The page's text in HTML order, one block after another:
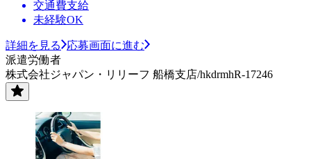
交通費支給
未経験OK
詳細を見る
応募画面に進む
派遣労働者
株式会社ジャパン・リリーフ 船橋支店/hkdrmhR-17246